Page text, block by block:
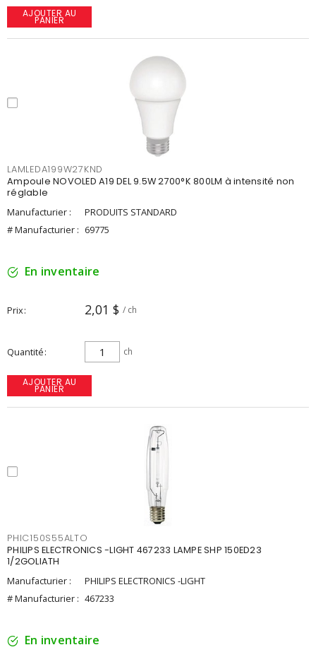
AJOUTER AU
PANIER
LAMLEDA199W27KND
Ampoule NOVOLED A19 DEL 9.5W 2700°K 800LM à intensité non
réglable
Manufacturier :
PRODUITS STANDARD
# Manufacturier : 69775
En inventaire
Prix 2,01 $ / ch
Quantité ch
AJOUTER AU
PANIER
PHIC150S55ALTO
PHILIPS ELECTRONICS -LIGHT 467233 LAMPE SHP 150ED23
1/2GOLIATH
Manufacturier :
PHILIPS ELECTRONICS -LIGHT
# Manufacturier : 467233
En inventaire